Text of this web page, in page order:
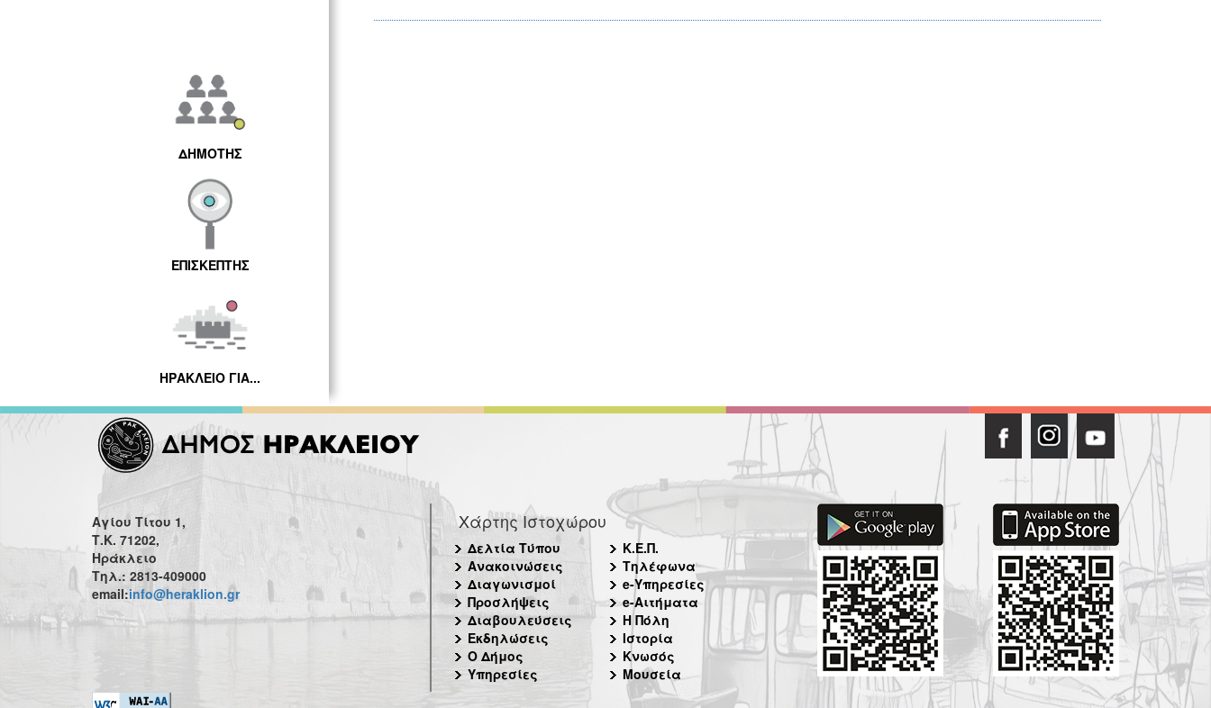
ΔΗΜΟΤΗΣ
ΕΠΙΣΚΕΠΤΗΣ
ΗΡΑΚΛΕΙΟ ΓΙΑ...
Αγίου Τίτου 1,
Τ.Κ. 71202,
Ηράκλειο
Τηλ.: 2813-409000
email:info@heraklion.gr
Χάρτης Ιστοχώρου
Δελτία Τύπου
Ανακοινώσεις
Διαγωνισμοί
Προσλήψεις
Διαβουλεύσεις
Εκδηλώσεις
Ο Δήμος
Υπηρεσίες
Κ.Ε.Π.
Τηλέφωνα
e-Υπηρεσίες
e-Αιτήματα
Η Πόλη
Ιστορία
Κνωσός
Μουσεία